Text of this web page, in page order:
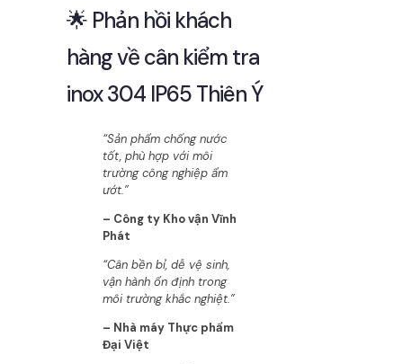
🌟 Phản hồi khách
hàng về cân kiểm tra
inox 304 IP65 Thiên Ý
“Sản phẩm chống nước
tốt, phù hợp với môi
trường công nghiệp ẩm
ướt.”
– Công ty Kho vận Vĩnh
Phát
“Cân bền bỉ, dễ vệ sinh,
vận hành ổn định trong
môi trường khắc nghiệt.”
– Nhà máy Thực phẩm
Đại Việt